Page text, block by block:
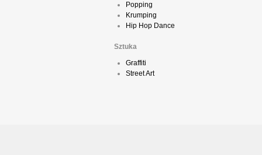
Popping
Krumping
Hip Hop Dance
Sztuka
Graffiti
Street Art